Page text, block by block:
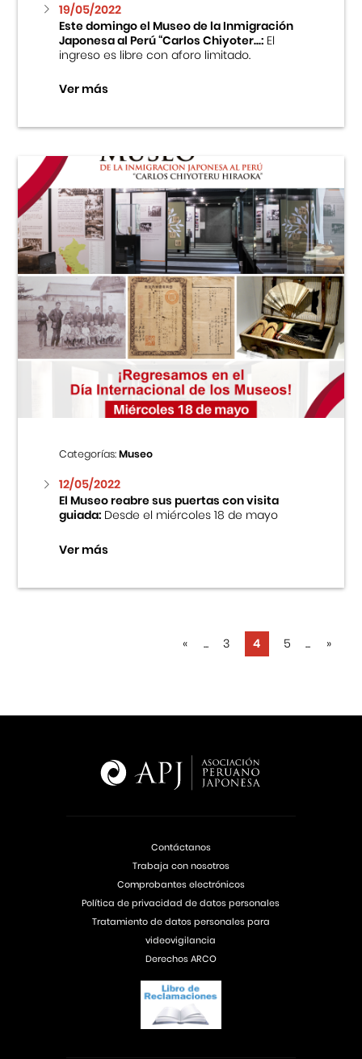
19/05/2022
Este domingo el Museo de la Inmigración
Japonesa al Perú “Carlos Chiyoter...:El
ingreso es libre con aforo limitado.
Ver más
Categorías:Museo
12/05/2022
El Museo reabre sus puertas con visita
guiada:Desde el miércoles 18 de mayo
Ver más
« ... 3 4 5 ... »
Contáctanos
Trabaja con nosotros
Comprobantes electrónicos
Política de privacidad de datos personales
Tratamiento de datos personales para
videovigilancia
Derechos ARCO